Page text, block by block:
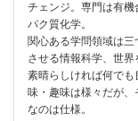
チェンジ。専門は有
パク質化学。
関心ある学問領域は
させる情報科学、世界
素晴らしければ何で
味・趣味は様々だが、
なのは仕様。